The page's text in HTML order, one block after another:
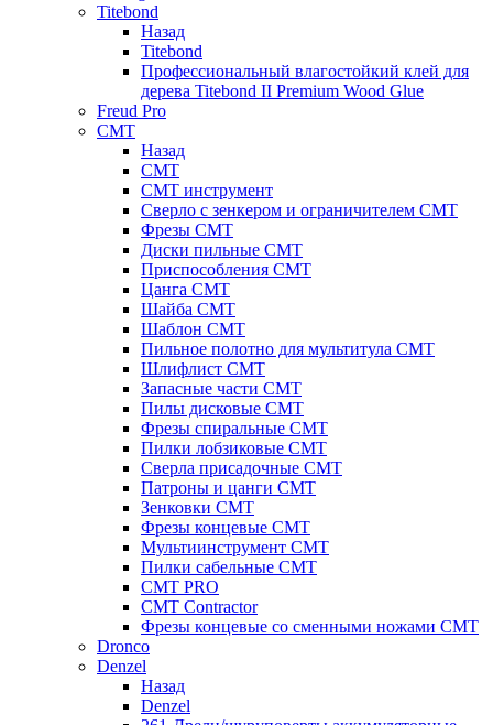
Titebond
Назад
Titebond
Профессиональный влагостойкий клей для
дерева Titebond II Premium Wood Glue
Freud Pro
CMT
Назад
CMT
CMT инструмент
Сверло с зенкером и ограничителем CMT
Фрезы CMT
Диски пильные CMT
Приспособления СМТ
Цанга CMT
Шайба CMT
Шаблон CMT
Пильное полотно для мультитула CMT
Шлифлист CMT
Запасные части CMT
Пилы дисковые CMT
Фрезы спиральные CMT
Пилки лобзиковые СМТ
Сверла присадочные СМТ
Патроны и цанги CMT
Зенковки СМТ
Фрезы концевые CMT
Мультиинструмент СМТ
Пилки сабельные СМТ
CMT PRO
CMT Contractor
Фрезы концевые со сменными ножами CMT
Dronco
Denzel
Назад
Denzel